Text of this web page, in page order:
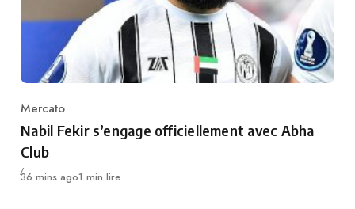
Category
Mercato
Nabil Fekir s’engage officiellement avec Abha
Club
Publié
36 mins ago1 min lire